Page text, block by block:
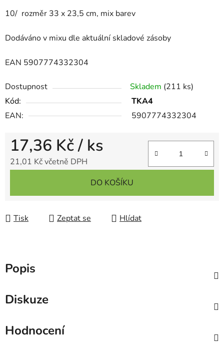
10/ rozměr 33 x 23,5 cm, mix barev
Dodáváno v mixu dle aktuální skladové zásoby
EAN 5907774332304
Dostupnost Skladem (211 ks)
Kód:
TKA4
EAN:
5907774332304
17,36 Kč/ ks
21,01 Kč včetně DPH
DO KOŠÍKU
Tisk Zeptat se Hlídat
Popis
Diskuze
Hodnocení